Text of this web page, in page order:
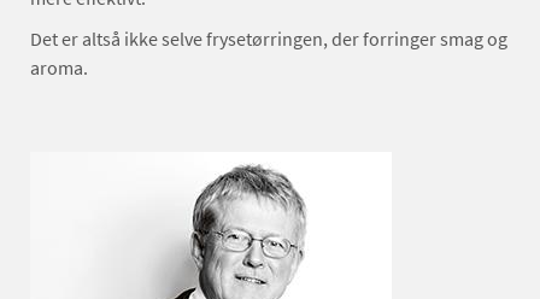
Det er altså ikke selve frysetørringen, der forringer smag og
aroma.